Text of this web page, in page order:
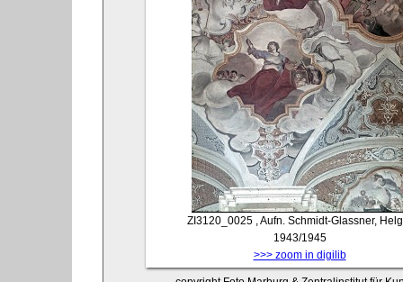
ZI3120_0025 , Aufn. Schmidt-Glassner,
1943/1945
>>> zoom in digilib